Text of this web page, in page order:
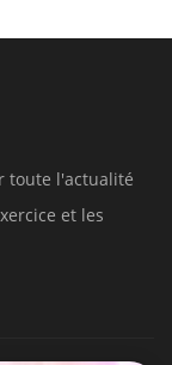
toute l'actualité
et les